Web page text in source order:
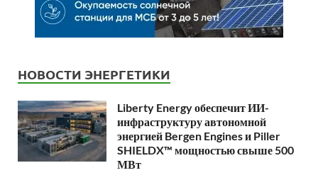
НОВОСТИ ЭНЕРГЕТИКИ
Liberty Energy обеспечит ИИ-
инфраструктуру автономной
энергией Bergen Engines и Piller
SHIELDX™ мощностью свыше 500
МВт